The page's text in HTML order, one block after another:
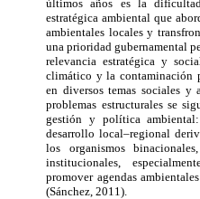
últimos años es la
estratégica ambiental que
ambientales locales y
una prioridad gubernamental
relevancia estratégica y
climático y la contaminación
en diversos temas sociales y
problemas estructurales se
gestión y política
desarrollo local–regional
los organismos
institucionales,
promover agendas
(Sánchez, 2011).